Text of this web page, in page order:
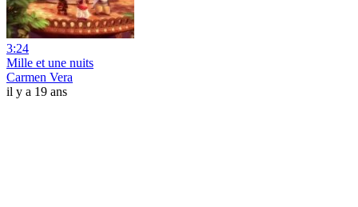
3:24
Mille et une nuits
Carmen Vera
il y a 19 ans